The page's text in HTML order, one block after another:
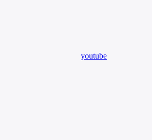
youtube